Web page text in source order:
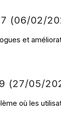
(06/02/
et
(27/05/
où les